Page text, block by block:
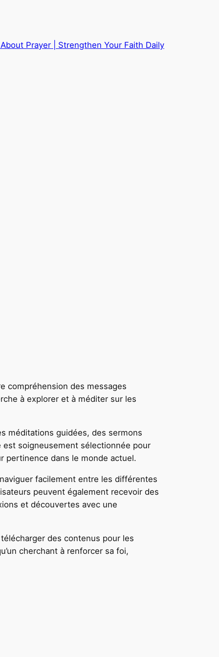
Prayer | Strengthen Your Faith Daily
compréhension des messages
à explorer et à méditer sur les
méditations guidées, des sermons
soigneusement sélectionnée pour
pertinence dans le monde actuel.
facilement entre les différentes
peuvent également recevoir des
et découvertes avec une
des contenus pour les
cherchant à renforcer sa foi,